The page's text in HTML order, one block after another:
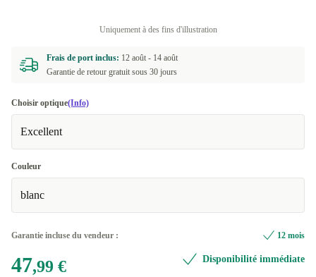
Uniquement à des fins d'illustration
Frais de port inclus: 12 août - 14 août
Garantie de retour gratuit sous 30 jours
Choisir optique(Info)
Excellent
Couleur
blanc
Garantie incluse du vendeur : 12 mois
47,99 € Disponibilité immédiate